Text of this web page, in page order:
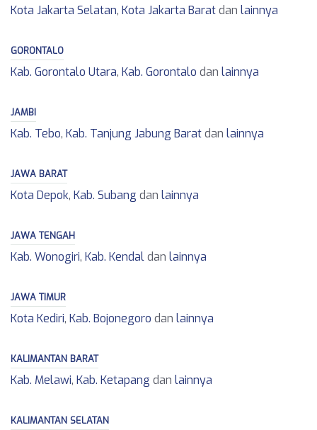
Kota Jakarta Selatan, Kota Jakarta Baratdan lainnya
GORONTALO
Kab. Gorontalo Utara, Kab. Gorontalo dan lainnya
JAMBI
Kab. Tebo, Kab. Tanjung Jabung Baratdan lainnya
JAWA BARAT
Kota Depok, Kab. Subang dan lainnya
JAWA TENGAH
Kab. Wonogiri, Kab. Kendaldan lainnya
JAWA TIMUR
Kota Kediri, Kab. Bojonegoro dan lainnya
KALIMANTAN BARAT
Kab. Melawi, Kab. Ketapang dan lainnya
KALIMANTAN SELATAN